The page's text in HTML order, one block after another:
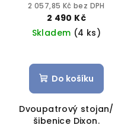
2 057,85 Kč bez DPH
2 490 Kč
Skladem (4 ks)
Do košíku
Dvoupatrový stojan/
šibenice Dixon.